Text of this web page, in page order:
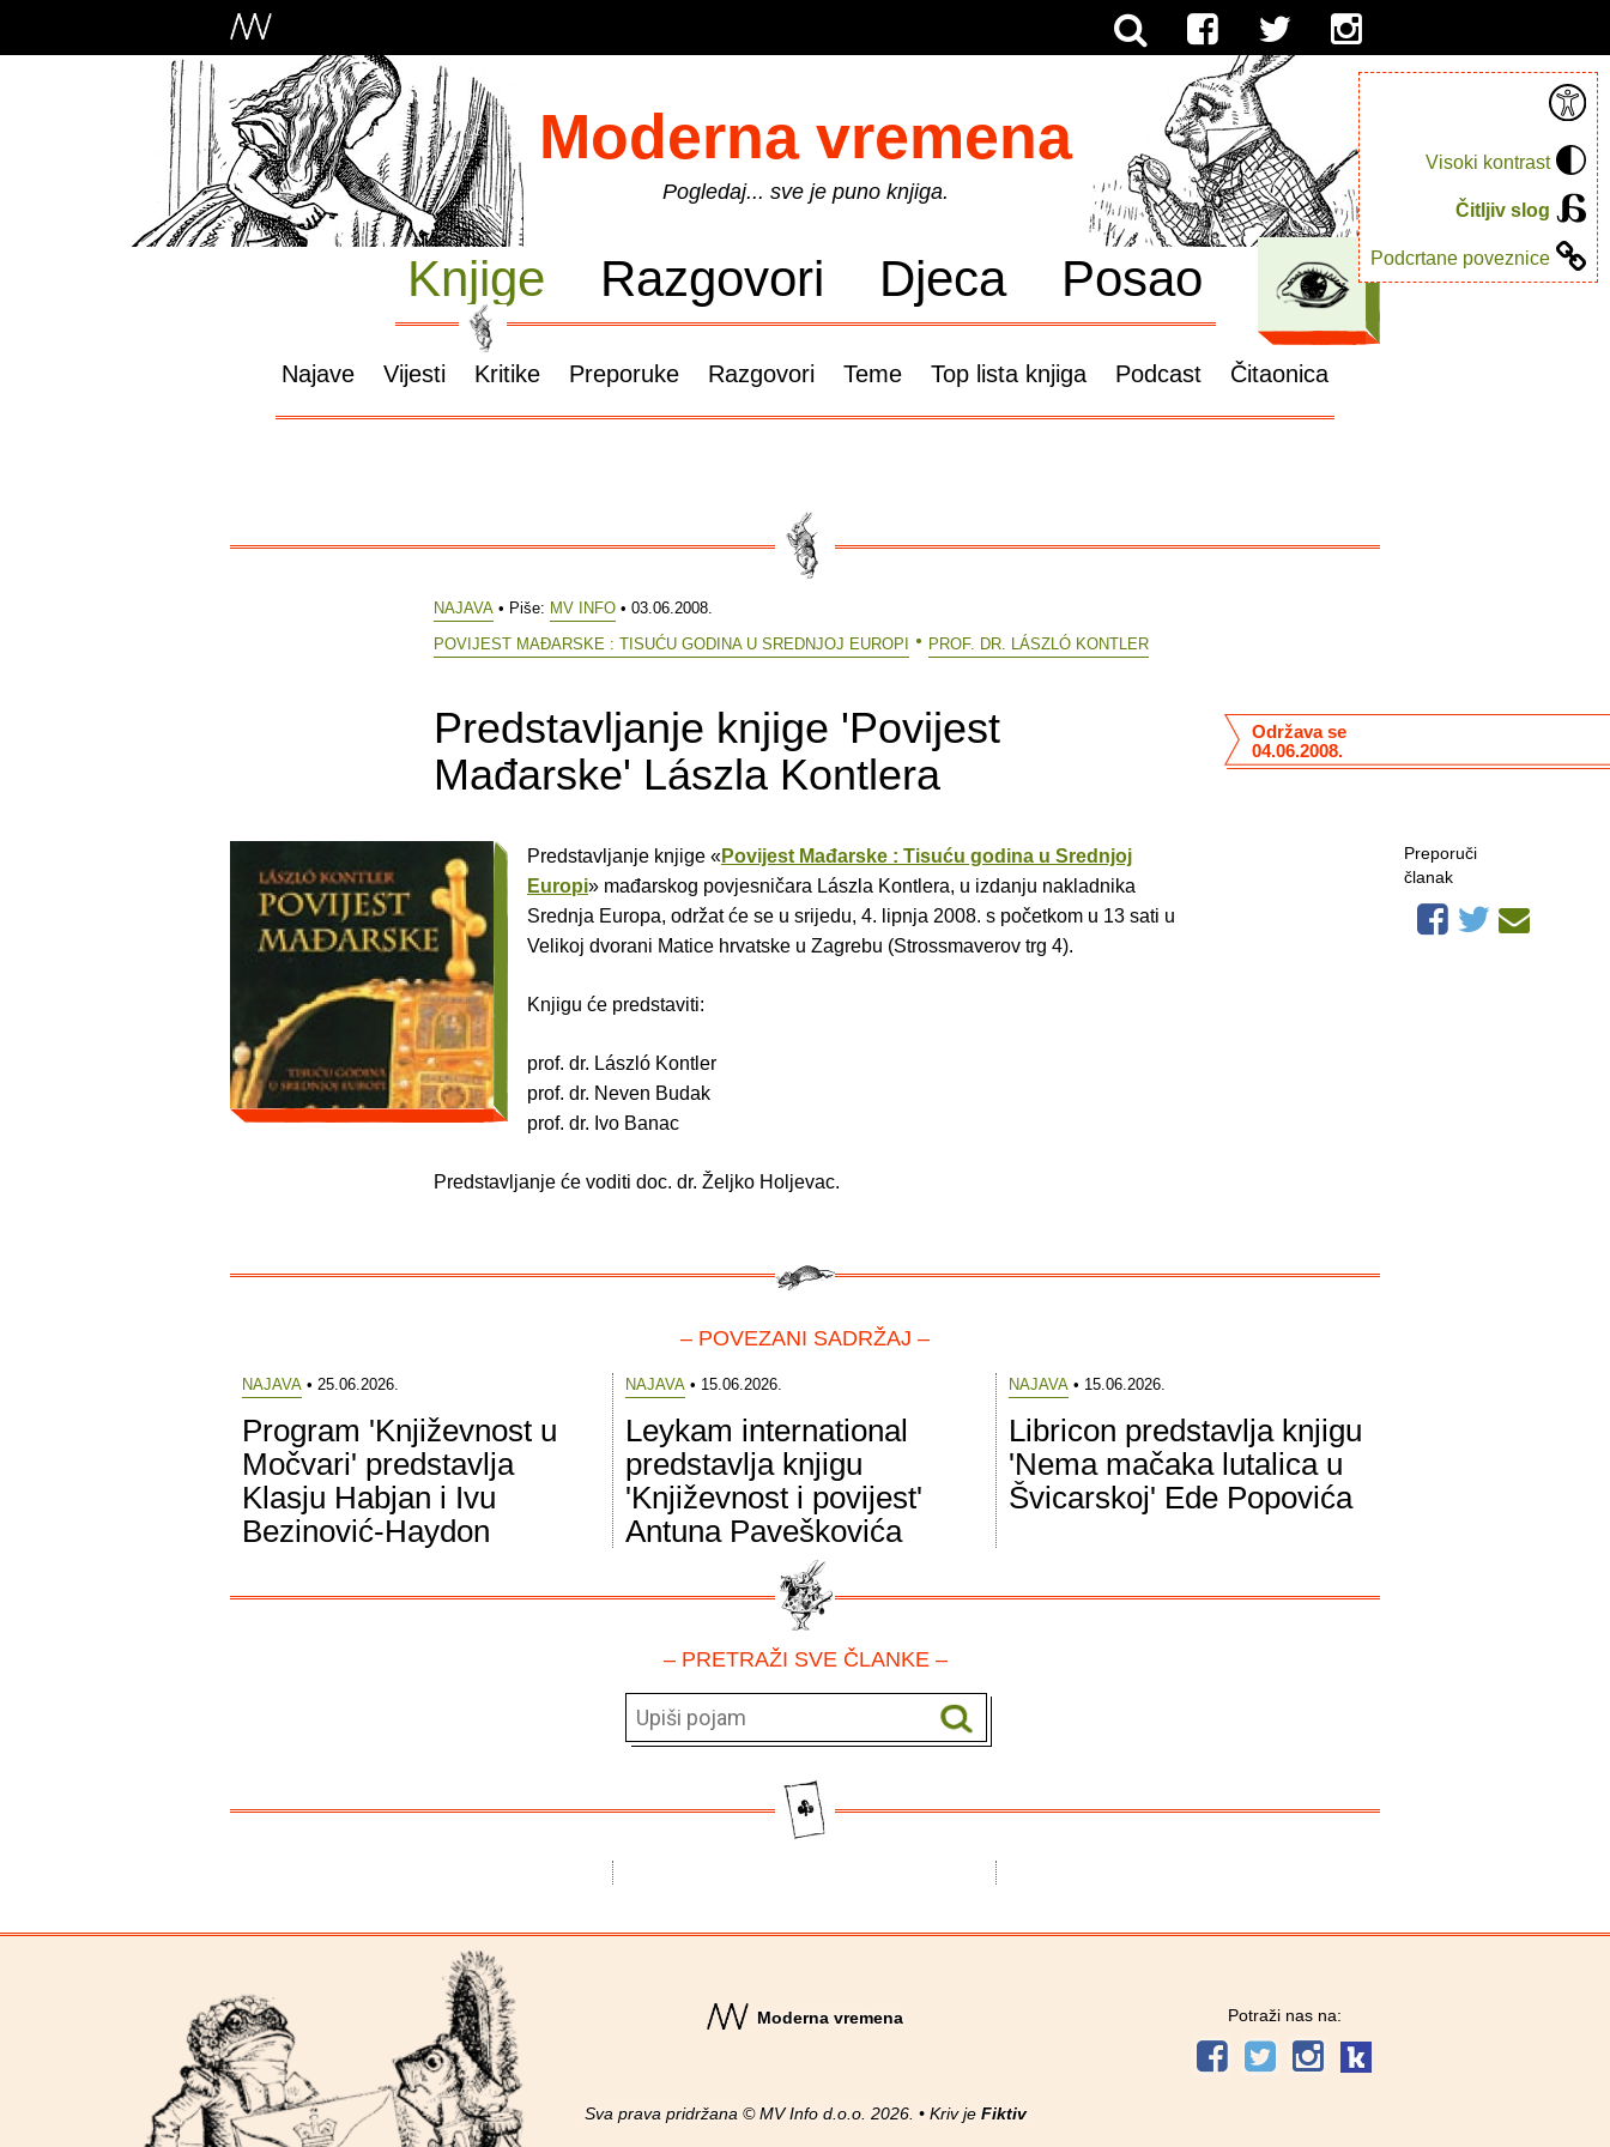
Visoki kontrast
Čitljiv slog
Podcrtane poveznice
Moderna vremena
Pogledaj... sve je puno knjiga.
Knjige Razgovori Djeca Posao
Najave Vijesti Kritike Preporuke Razgovori Teme Top lista knjiga Podcast Čitaonica
NAJAVA • Piše: MV INFO • 03.06.2008.
POVIJEST MAĐARSKE : TISUĆU GODINA U SREDNJOJ EUROPI
PROF. DR. LÁSZLÓ KONTLER
Predstavljanje knjige 'Povijest
Mađarske' Lászla Kontlera
Održava se
04.06.2008.
Predstavljanje knjige «Povijest Mađarske : Tisuću godina u Srednjoj
Europi» mađarskog povjesničara Lászla Kontlera, u izdanju nakladnika
Srednja Europa, održat će se u srijedu, 4. lipnja 2008. s početkom u 13 sati u
Velikoj dvorani Matice hrvatske u Zagrebu (Strossmaverov trg 4).
Knjigu će predstaviti:
prof. dr. László Kontler
prof. dr. Neven Budak
prof. dr. Ivo Banac
Predstavljanje će voditi doc. dr. Željko Holjevac.
Preporuči
članak
– POVEZANI SADRŽAJ –
NAJAVA• 25.06.2026.
Program 'Književnost u
Močvari' predstavlja
Klasju Habjan i Ivu
Bezinović-Haydon
NAJAVA• 15.06.2026.
Leykam international
predstavlja knjigu
'Književnost i povijest'
Antuna Paveškovića
NAJAVA• 15.06.2026.
Libricon predstavlja knjigu
'Nema mačaka lutalica u
Švicarskoj' Ede Popovića
– PRETRAŽI SVE ČLANKE –
Moderna vremena
Sva prava pridržana © MV Info d.o.o. 2026. • Kriv je Fiktiv
Potraži nas na: